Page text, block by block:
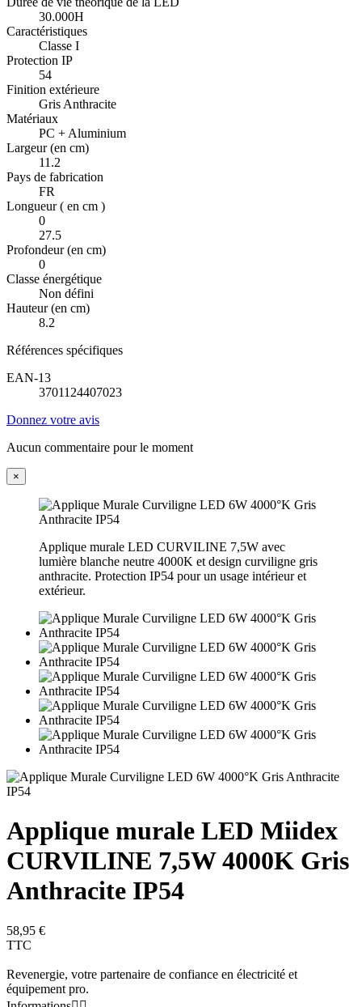
30.000H
Caractéristiques
Classe I
Protection IP
54
Finition extérieure
Gris Anthracite
Matériaux
PC + Aluminium
Largeur (en cm)
11.2
Pays de fabrication
FR
Longueur ( en cm )
0
27.5
Profondeur (en cm)
0
Classe énergétique
Non défini
Hauteur (en cm)
8.2
Références spécifiques
EAN-13
3701124407023
Donnez votre avis
Aucun commentaire pour le moment
×
Applique murale LED CURVILINE 7,5W avec
lumière blanche neutre 4000K et design curviligne gris
anthracite. Protection IP54 pour un usage intérieur et
extérieur.
Applique murale LED Miidex
CURVILINE 7,5W 4000K Gris
Anthracite IP54
58,95 €
TTC
Revenergie, votre partenaire de confiance en électricité et
équipement pro.